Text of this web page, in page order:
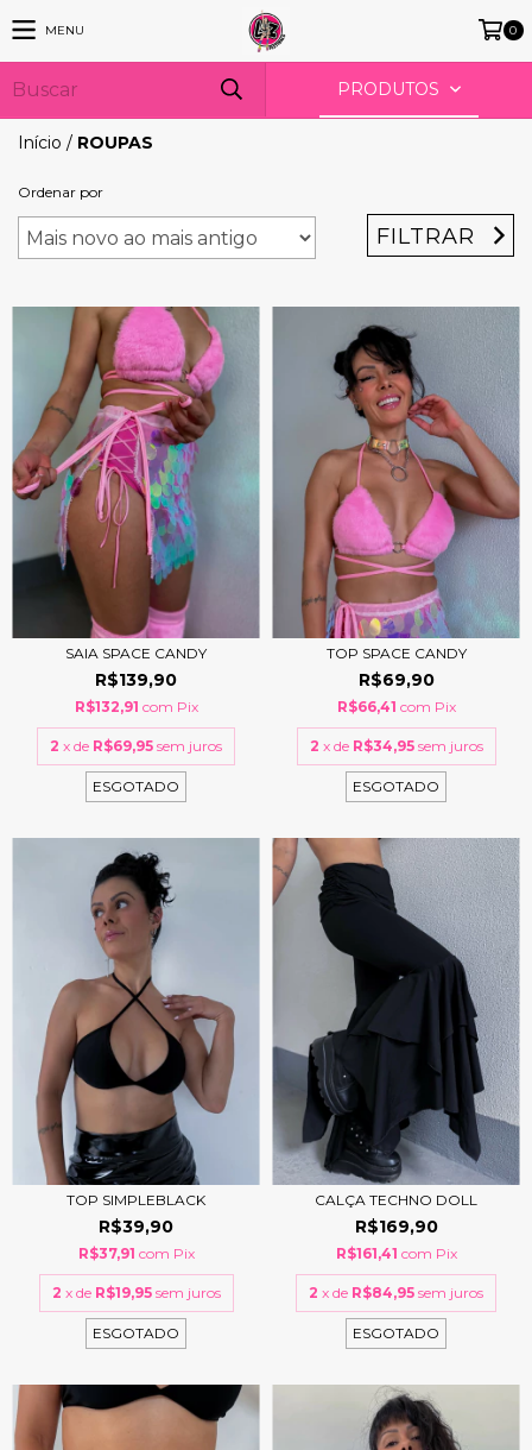
MENU 0
PRODUTOS
Início / ROUPAS
Ordenar por
FILTRAR
SAIA SPACE CANDY
R$139,90
R$132,91 com Pix
2 x de R$69,95 sem juros
ESGOTADO
TOP SPACE CANDY
R$69,90
R$66,41 com Pix
2 x de R$34,95 sem juros
ESGOTADO
TOP SIMPLEBLACK
R$39,90
R$37,91 com Pix
2 x de R$19,95 sem juros
ESGOTADO
CALÇA TECHNO DOLL
R$169,90
R$161,41 com Pix
2 x de R$84,95 sem juros
ESGOTADO